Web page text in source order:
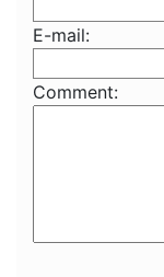
E-mail:
Comment: